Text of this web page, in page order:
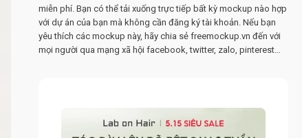
miễn phí. Bạn có thể tải xuống trực tiếp bất kỳ mockup nào hợp
với dự án của bạn mà không cần đăng ký tài khoản. Nếu bạn
yêu thích các mockup này, hãy chia sẻ freemockup.vn đến với
mọi người qua mạng xã hội facebook, twitter, zalo, pinterest…